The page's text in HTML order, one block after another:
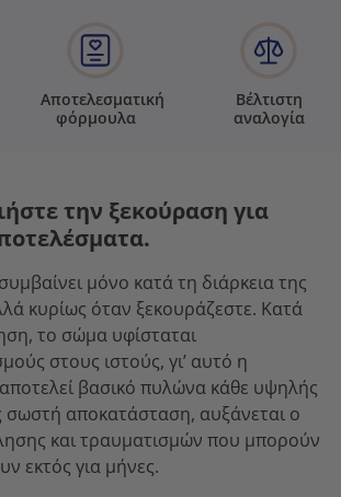
Αποτελεσματική
φόρμουλα
Βέλτιστη
αναλογία
την ξεκούραση για
μόνο κατά τη διάρκεια της
κυρίως όταν ξεκουράζεστε. Κατά
το σώμα υφίσταται
στους ιστούς, γι’ αυτό η
αποτελεί βασικό πυλώνα κάθε υψηλής
σωστή αποκατάσταση, αυξάνεται ο
και τραυματισμών που μπορούν
εκτός για μήνες.